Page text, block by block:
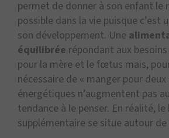
permet de donner à son enfant le
possible dans la vie puisque c’est
son développement. Une
équilibrée répondant aux
pour la mère et le fœtus mais,
nécessaire de « manger pour deux
énergétiques n’augmentent pas
tendance à le penser. En réalité, le
supplémentaire se situe autour de